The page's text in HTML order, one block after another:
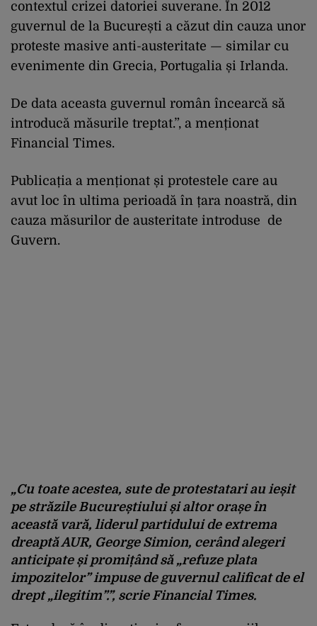
contextul crizei datoriei suverane. În 2012
guvernul de la București a căzut din cauza unor
proteste masive anti-austeritate — similar cu
evenimente din Grecia, Portugalia și Irlanda.
De data aceasta guvernul român încearcă să
introducă măsurile treptat.”, a menționat
Financial Times.
Publicația a menționat și protestele care au
avut loc în ultima perioadă în țara noastră, din
cauza măsurilor de austeritate introduse de
Guvern.
„Cu toate acestea, sute de protestatari au ieșit
pe străzile Bucureștiului și altor orașe în
această vară, liderul partidului de extrema
dreaptă AUR, George Simion, cerând alegeri
anticipate și promițând să „refuze plata
impozitelor” impuse de guvernul calificat de el
drept „ilegitim”.”, scrie Financial Times.